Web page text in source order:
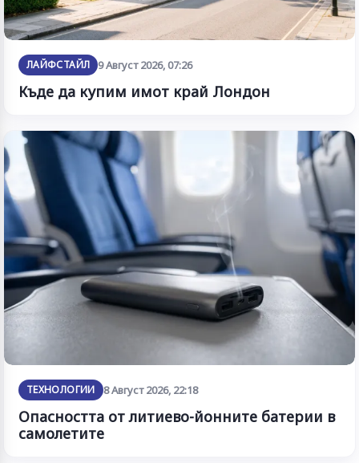
ЛАЙФСТАЙЛ 9 Август 2026, 07:26
Къде да купим имот край Лондон
ТЕХНОЛОГИИ 8 Август 2026, 22:18
Опасността от литиево-йонните батерии в
самолетите